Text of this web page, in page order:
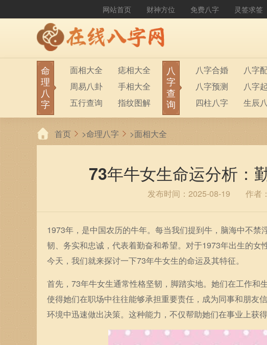
网站首页 财神方位 免费八字 灵签求签
命
理
八
字
面相大全
痣相大全
周易八卦
手相大全
五行查询
指纹图解
生男生女
称骨算命
前世今生
塔罗占卜
八
字
查
询
八字合婚
八字
八字预测
八字
四柱八字
生辰
六十甲子
八字
首页 >命理八字 >面相大全
73年牛女生命运分析：
发布时间：2025-08-19 作者
1973年，是中国农历的牛年。每当我们提到牛，脑海中不
韧、务实和忠诚，代表着勤奋和希望。对于1973年出生的女
今天，我们就来探讨一下73年牛女生的命运及其特征。
首先，73年牛女生通常性格坚韧，脚踏实地。她们在工作
使得她们在职场中往往能够承担重要责任，成为同事和朋友
环境中迅速做出决策。这种能力，不仅帮助她们在事业上获